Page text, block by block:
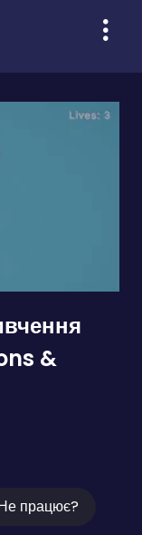
&
працює?